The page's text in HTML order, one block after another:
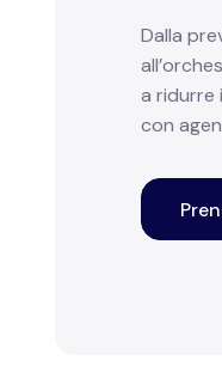
Dalla
a ridurre
con